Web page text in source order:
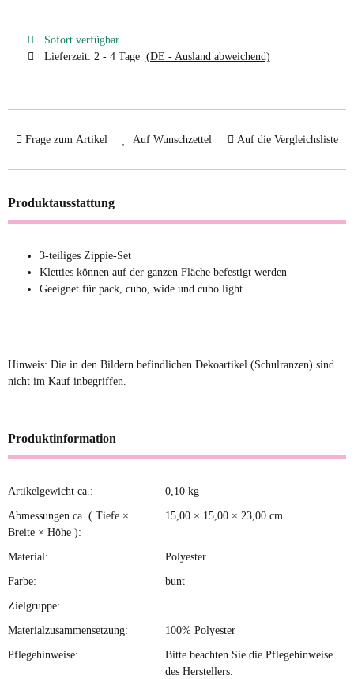
Sofort verfügbar
Lieferzeit: 2 - 4 Tage (DE - Ausland abweichend)
Frage zum Artikel Auf Wunschzettel Auf die Vergleichsliste
Produktausstattung
3-teiliges Zippie-Set
Kletties können auf der ganzen Fläche befestigt werden
Geeignet für pack, cubo, wide und cubo light
Hinweis: Die in den Bildern befindlichen Dekoartikel (Schulranzen) sind
nicht im Kauf inbegriffen.
Produktinformation
Produkteigenschaft
Wert
Artikelgewicht ca.: 0,10 kg
Abmessungen ca. ( Tiefe ×
Breite × Höhe ):
15,00 × 15,00 × 23,00 cm
Material: Polyester
Farbe: bunt
Zielgruppe:
Materialzusammensetzung: 100% Polyester
Pflegehinweise:
Bitte beachten Sie die Pflegehinweise
des Herstellers.